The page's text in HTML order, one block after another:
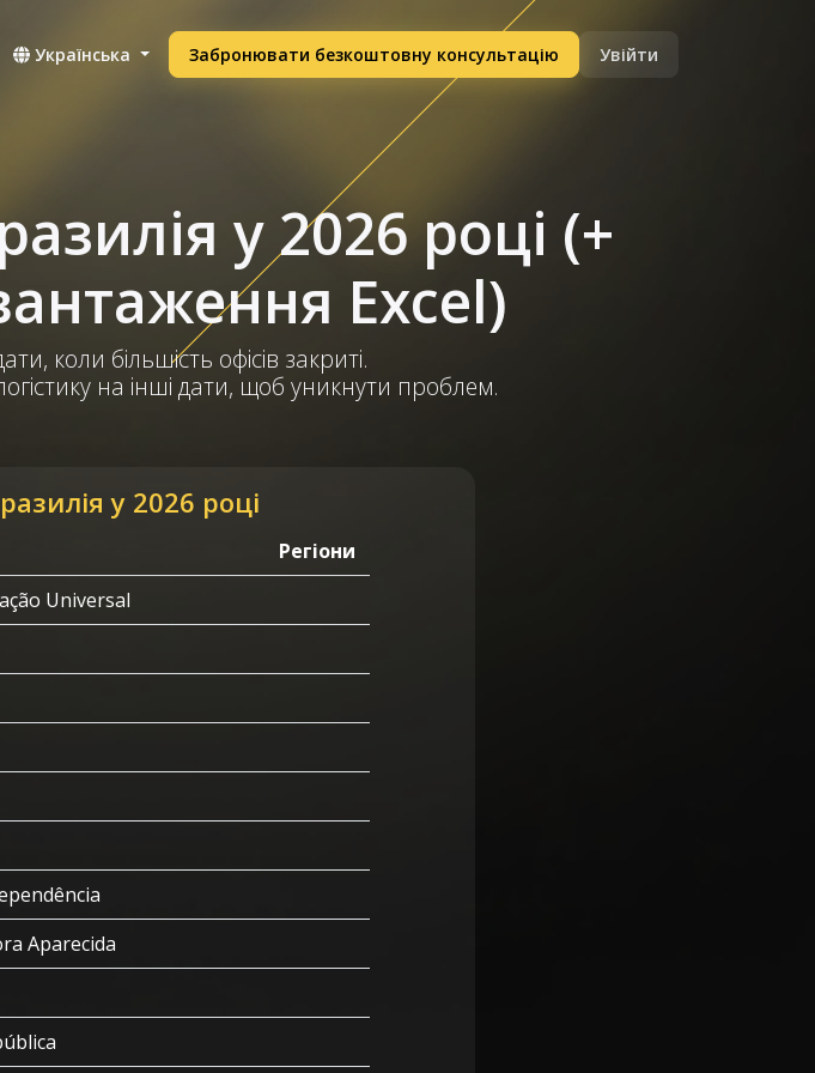
Українська Забронювати безкоштовну консультацію Увійти
у 2026 році (+
Excel)
коли більшість офісів закриті.
на інші дати, щоб уникнути проблем.
у 2026 році
Регіони
Universal
Aparecida